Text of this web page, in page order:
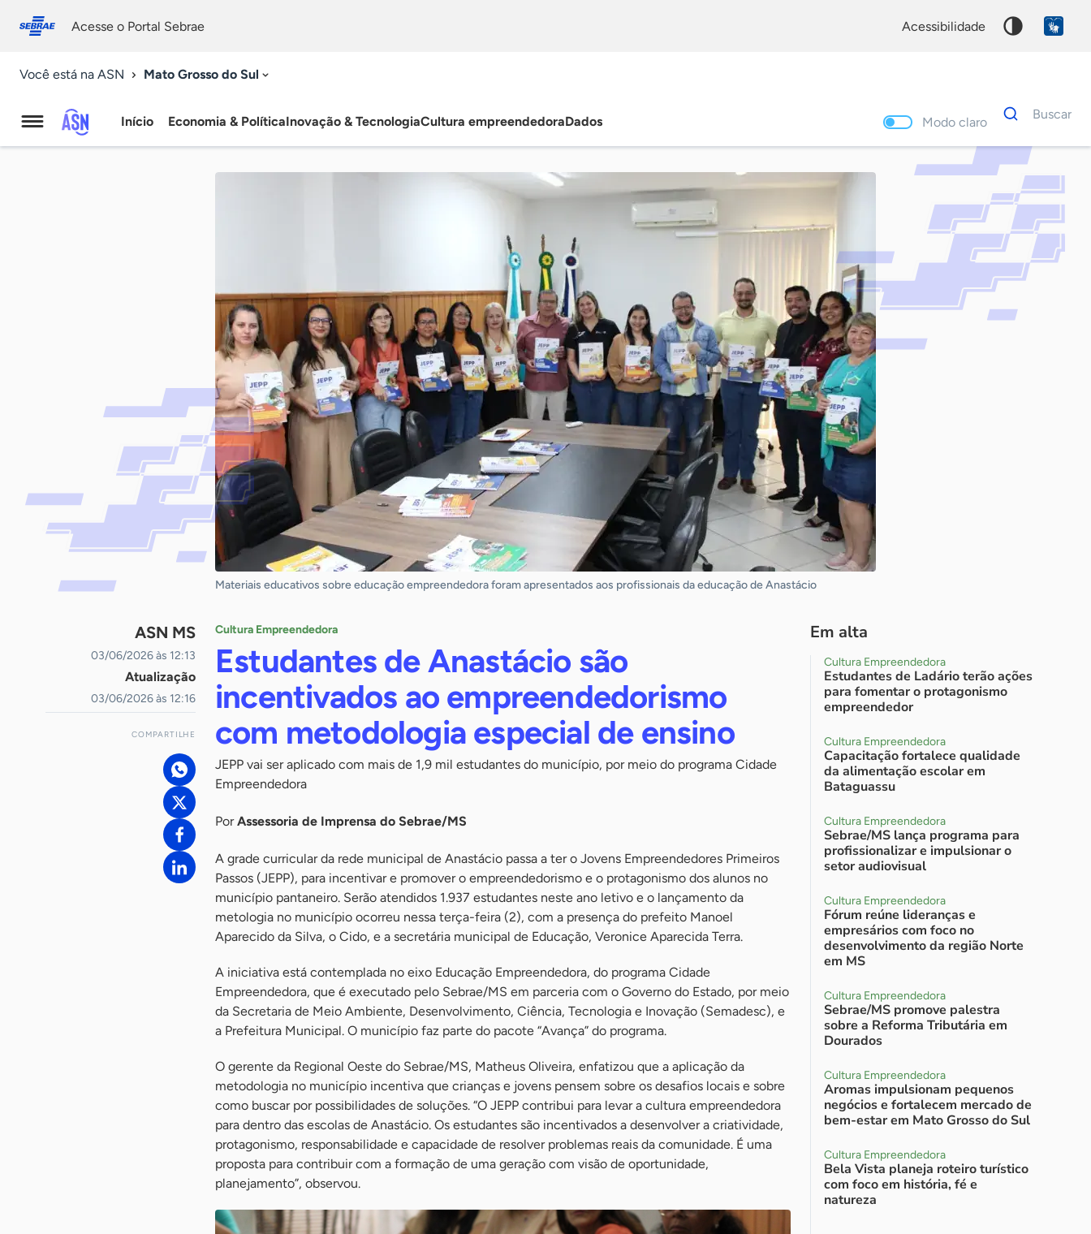
conosco
Acesse o Portal Sebrae acessibilidade
Você está na ASN Mato Grosso do Sul
Agência
Início Economia & PolíticaInovação & TecnologiaCultura empreendedoraDados Modo claro
Dados
para
Buscar
Palavra
chave
Materiais educativos sobre educação empreendedora foram apresentados aos profissionais da educação de Anastácio
ASN MS
03/06/2026 às 12:13
Atualização
03/06/2026 às 12:16
COMPARTILHE
Cultura Empreendedora
Estudantes de Anastácio são
incentivados ao empreendedorismo
com metodologia especial de ensino
JEPP vai ser aplicado com mais de 1,9 mil estudantes do município, por meio do programa Cidade
Empreendedora
PorAssessoria de Imprensa do Sebrae/MS
A grade curricular da rede municipal de Anastácio passa a ter o Jovens Empreendedores Primeiros
Passos (JEPP), para incentivar e promover o empreendedorismo e o protagonismo dos alunos no
município pantaneiro. Serão atendidos 1.937 estudantes neste ano letivo e o lançamento da
metologia no município ocorreu nessa terça-feira (2), com a presença do prefeito Manoel
Aparecido da Silva, o Cido, e a secretária municipal de Educação, Veronice Aparecida Terra.
A iniciativa está contemplada no eixo Educação Empreendedora, do programa Cidade
Empreendedora, que é executado pelo Sebrae/MS em parceria com o Governo do Estado, por meio
da Secretaria de Meio Ambiente, Desenvolvimento, Ciência, Tecnologia e Inovação (Semadesc), e
a Prefeitura Municipal. O município faz parte do pacote “Avança” do programa.
O gerente da Regional Oeste do Sebrae/MS, Matheus Oliveira, enfatizou que a aplicação da
metodologia no município incentiva que crianças e jovens pensem sobre os desafios locais e sobre
como buscar por possibilidades de soluções. “O JEPP contribui para levar a cultura empreendedora
para dentro das escolas de Anastácio. Os estudantes são incentivados a desenvolver a criatividade,
protagonismo, responsabilidade e capacidade de resolver problemas reais da comunidade. É uma
proposta para contribuir com a formação de uma geração com visão de oportunidade,
planejamento”, observou.
Em alta
Cultura Empreendedora
Estudantes de Ladário terão ações
para fomentar o protagonismo
empreendedor
Cultura Empreendedora
Capacitação fortalece qualidade
da alimentação escolar em
Bataguassu
Cultura Empreendedora
Sebrae/MS lança programa para
profissionalizar e impulsionar o
setor audiovisual
Cultura Empreendedora
Fórum reúne lideranças e
empresários com foco no
desenvolvimento da região Norte
em MS
Cultura Empreendedora
Sebrae/MS promove palestra
sobre a Reforma Tributária em
Dourados
Cultura Empreendedora
Aromas impulsionam pequenos
negócios e fortalecem mercado de
bem-estar em Mato Grosso do Sul
Cultura Empreendedora
Bela Vista planeja roteiro turístico
com foco em história, fé e
natureza